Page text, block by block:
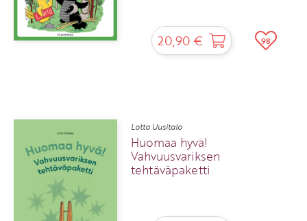
20,90 € 98
Lotta Uusitalo
Huomaa hyvä!
Vahvuusvariksen
tehtäväpaketti